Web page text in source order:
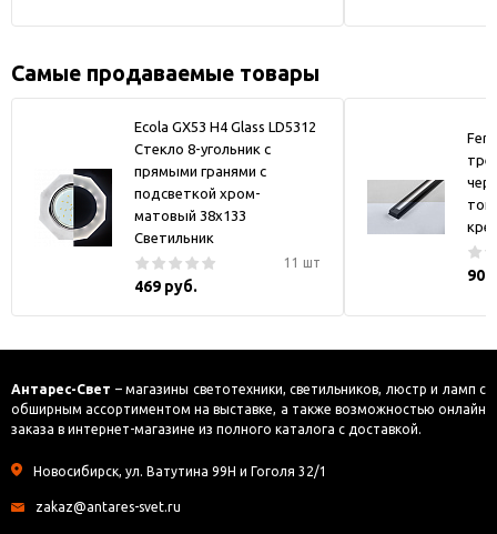
Самые продаваемые товары
Ecola GX53 H4 Glass LD5312
Стекло 8-угольник с
прямыми гранями с
подсветкой хром-
матовый 38x133
Светильник
11 шт
469 руб.
Антарес-Свет – магазины светотехники, светильников, люстр и ламп с
обширным ассортиментом на выставке, а также возможностью онлайн
заказа в интернет-магазине из полного каталога с доставкой.
Новосибирск, ул. Ватутина 99Н и Гоголя 32/1
zakaz@antares-svet.ru